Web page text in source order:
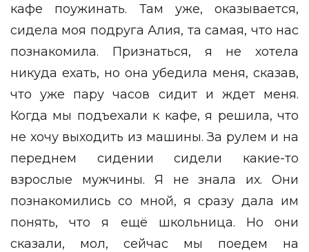
кафе поужинать. Там уже, оказывается,
сидела моя подруга Алия, та самая, что нас
познакомила. Признаться, я не хотела
никуда ехать, но она убедила меня, сказав,
что уже пару часов сидит и ждет меня.
Когда мы подъехали к кафе, я решила, что
не хочу выходить из машины. За рулем и на
переднем сидении сидели какие-то
взрослые мужчины. Я не знала их. Они
познакомились со мной, я сразу дала им
понять, что я ещё школьница. Но они
сказали, мол, сейчас мы поедем на